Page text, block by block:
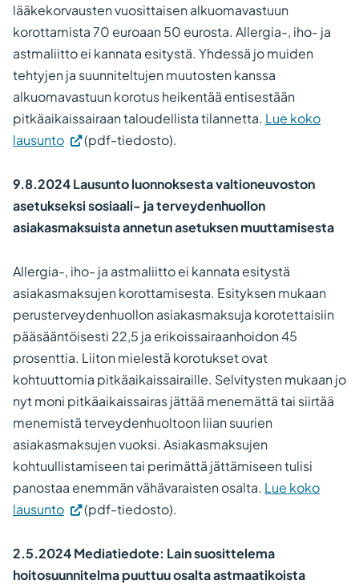
lääkekorvausten vuosittaisen alkuomavastuun
korottamista 70 euroaan 50 eurosta. Allergia-, iho- ja
astmaliitto ei kannata esitystä. Yhdessä jo muiden
tehtyjen ja suunniteltujen muutosten kanssa
alkuomavastuun korotus heikentää entisestään
pitkäaikaissairaan taloudellista tilannetta. Lue koko
lausunto
(pdf-tiedosto).
9.8.2024 Lausunto luonnoksesta valtioneuvoston
asetukseksi sosiaali- ja terveydenhuollon
asiakasmaksuista annetun asetuksen muuttamisesta
Allergia-, iho- ja astmaliitto ei kannata esitystä
asiakasmaksujen korottamisesta. Esityksen mukaan
perusterveydenhuollon asiakasmaksuja korotettaisiin
pääsääntöisesti 22,5 ja erikoissairaanhoidon 45
prosenttia. Liiton mielestä korotukset ovat
kohtuuttomia pitkäaikaissairaille. Selvitysten mukaan jo
nyt moni pitkäaikaissairas jättää menemättä tai siirtää
menemistä terveydenhuoltoon liian suurien
asiakasmaksujen vuoksi. Asiakasmaksujen
kohtuullistamiseen tai perimättä jättämiseen tulisi
panostaa enemmän vähävaraisten osalta. Lue koko
lausunto
(pdf-tiedosto).
2.5.2024 Mediatiedote: Lain suosittelema
hoitosuunnitelma puuttuu osalta astmaatikoista